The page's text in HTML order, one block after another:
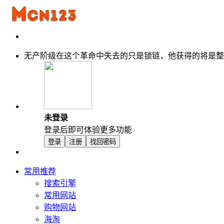
无产阶级在这个革命中失去的只是锁链，他获得的将是
未登录
登录后即可体验更多功能
登录 注册 找回密码
常用推荐
搜索引擎
常用网站
购物网站
海淘